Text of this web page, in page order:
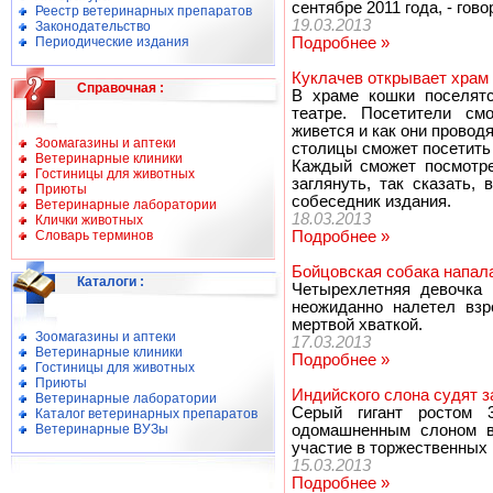
Реестр ветеринарных препаратов
Законодательство
Периодические издания
Справочная :
Зоомагазины и аптеки
Ветеринарные клиники
Гостиницы для животных
Приюты
Ветеринарные лаборатории
Клички животных
Словарь терминов
Каталоги :
Зоомагазины и аптеки
Ветеринарные клиники
Гостиницы для животных
Приюты
Ветеринарные лаборатории
Каталог ветеринарных препаратов
Ветеринарные ВУЗы
сентябре 2011 года, -
19.03.2013
Подробнее »
Куклачев открывает
В храме кошки
театре. Посетители
живется и как они
столицы сможет
Каждый сможет
заглянуть, так
собеседник издания.
18.03.2013
Подробнее »
Бойцовская собака
Четырехлетняя
неожиданно налетел
мертвой хваткой.
17.03.2013
Подробнее »
Индийского слона судят
Серый гигант ростом
одомашненным слоном
участие в
15.03.2013
Подробнее »